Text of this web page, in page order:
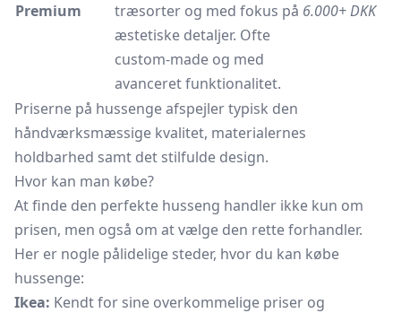
Premium
træsorter og med fokus på
æstetiske detaljer. Ofte
custom-made og med
avanceret funktionalitet.
6.000+ DKK
Priserne på hussenge afspejler typisk den
håndværksmæssige kvalitet, materialernes
holdbarhed samt det stilfulde design.
Hvor kan man købe?
At finde den perfekte husseng handler ikke kun om
prisen, men også om at vælge den rette forhandler.
Her er nogle pålidelige steder, hvor du kan købe
hussenge:
Ikea: Kendt for sine overkommelige priser og